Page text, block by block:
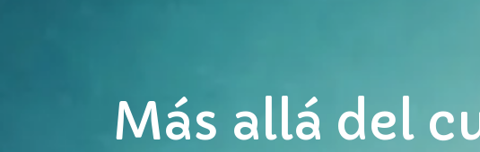
Más allá del